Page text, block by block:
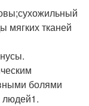
мягких тканей
болями
людей1.